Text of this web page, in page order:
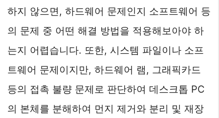
하지 않으면, 하드웨어 문제인지 소프트웨어 등
의 문제 중 어떤 해결 방법을 적용해보아야 하
는지 어렵습니다. 또한, 시스템 파일이나 소프
트웨어 문제이지만, 하드웨어 램, 그래픽카드
등의 접촉 불량 문제로 판단하여 데스크톱 PC
의 본체를 분해하여 먼지 제거와 분리 및 재장